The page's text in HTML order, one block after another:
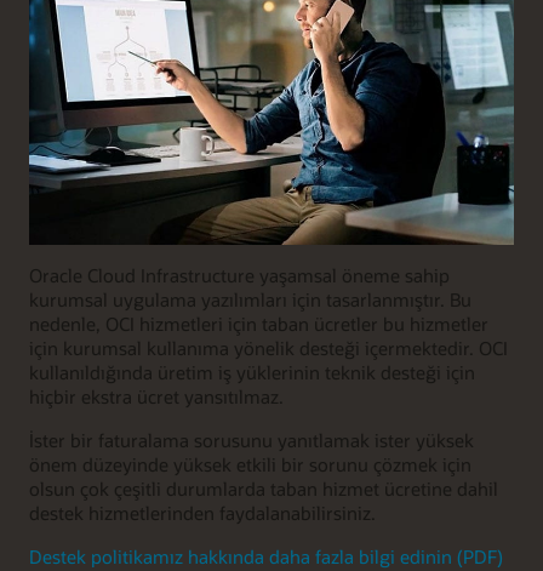
Oracle Cloud Infrastructure yaşamsal öneme sahip
kurumsal uygulama yazılımları için tasarlanmıştır. Bu
nedenle, OCI hizmetleri için taban ücretler bu hizmetler
için kurumsal kullanıma yönelik desteği içermektedir. OCI
kullanıldığında üretim iş yüklerinin teknik desteği için
hiçbir ekstra ücret yansıtılmaz.
İster bir faturalama sorusunu yanıtlamak ister yüksek
önem düzeyinde yüksek etkili bir sorunu çözmek için
olsun çok çeşitli durumlarda taban hizmet ücretine dahil
destek hizmetlerinden faydalanabilirsiniz.
Destek politikamız hakkında daha fazla bilgi edinin (PDF)